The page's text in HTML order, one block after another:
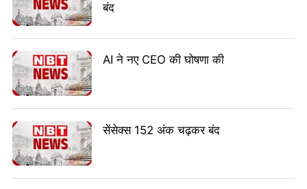
बंद
AI ने नए CEO की घोषणा की
सेंसेक्स 152 अंक चढ़कर बंद